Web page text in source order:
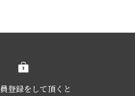
登録をして頂くと